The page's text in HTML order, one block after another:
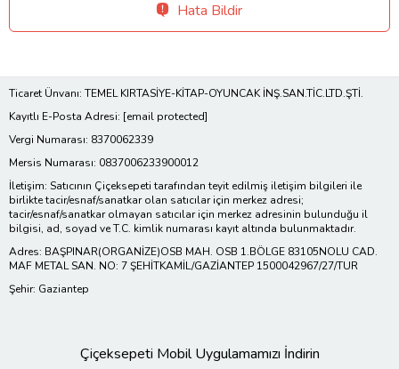
Hata Bildir
Ticaret Ünvanı: TEMEL KIRTASİYE-KİTAP-OYUNCAK İNŞ.SAN.TİC.LTD.ŞTİ.
Kayıtlı E-Posta Adresi: [email protected]
Vergi Numarası: 8370062339
Mersis Numarası: 0837006233900012
İletişim: Satıcının Çiçeksepeti tarafından teyit edilmiş iletişim bilgileri ile
birlikte tacir/esnaf/sanatkar olan satıcılar için merkez adresi;
tacir/esnaf/sanatkar olmayan satıcılar için merkez adresinin bulunduğu il
bilgisi, ad, soyad ve T.C. kimlik numarası kayıt altında bulunmaktadır.
Adres: BAŞPINAR(ORGANİZE)OSB MAH. OSB 1.BÖLGE 83105NOLU CAD.
MAF METAL SAN. NO: 7 ŞEHİTKAMİL/GAZİANTEP 1500042967/27/TUR
Şehir: Gaziantep
Çiçeksepeti Mobil Uygulamamızı İndirin